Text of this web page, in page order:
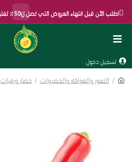
اطلب الآن قبل انتهاء العروض التي تصل ل50٪ لفترة محدودة ×
تسجيل دخول
الرئيسية
التمور والفواكه والخضروات خضار ورقيات